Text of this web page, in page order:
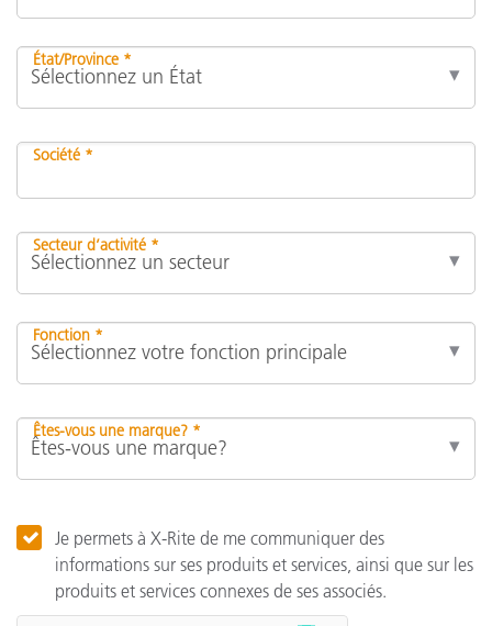
État/Province *
Société *
Secteur d’activité *
Fonction *
Êtes-vous une marque? *
Je permets à X-Rite de me communiquer des
informations sur ses produits et services, ainsi que sur les
produits et services connexes de ses associés.